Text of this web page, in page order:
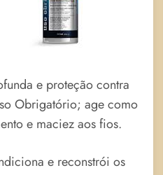
e proteção contra
Obrigatório; age como
e maciez aos fios.
e reconstrói os